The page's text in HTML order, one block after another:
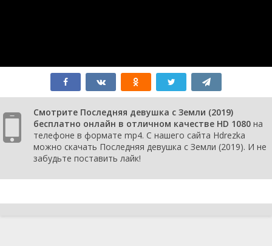
Смотрите Последняя девушка с Земли (2019)
бесплатно онлайн в отличном качестве HD 1080 на
телефоне в формате mp4. С нашего сайта Hdrezka
можно скачать Последняя девушка с Земли (2019). И не
забудьте поставить лайк!